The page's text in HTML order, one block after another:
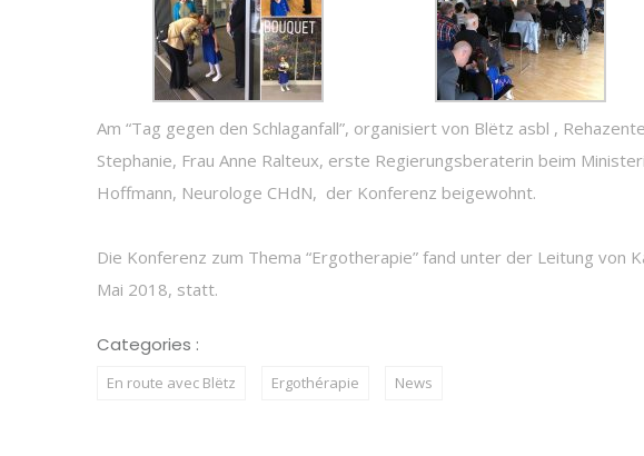
Am “Tag gegen den Schlaganfall”, organisiert von Blëtz asbl ,
Stephanie, Frau Anne Ralteux, erste Regierungsberaterin beim
Hoffmann, Neurologe CHdN, der Konferenz beigewohnt.
Die Konferenz zum Thema “Ergotherapie” fand unter der Leitung von
Mai 2018, statt.
Categories :
En route avec Blëtz Ergothérapie News